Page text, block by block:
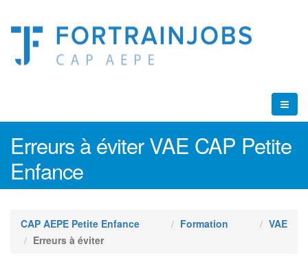
Erreurs à éviter VAE CAP Petite
Enfance
CAP AEPE Petite Enfance Formation
VAE
Erreurs à éviter